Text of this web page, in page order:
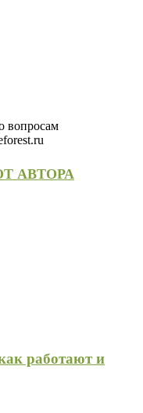
вопросам
АВТОРА
работают и